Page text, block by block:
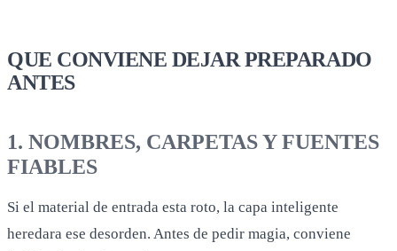
QUE CONVIENE DEJAR PREPARADO
ANTES
1. NOMBRES, CARPETAS Y FUENTES
FIABLES
Si el material de entrada esta roto, la capa inteligente
heredara ese desorden. Antes de pedir magia, conviene